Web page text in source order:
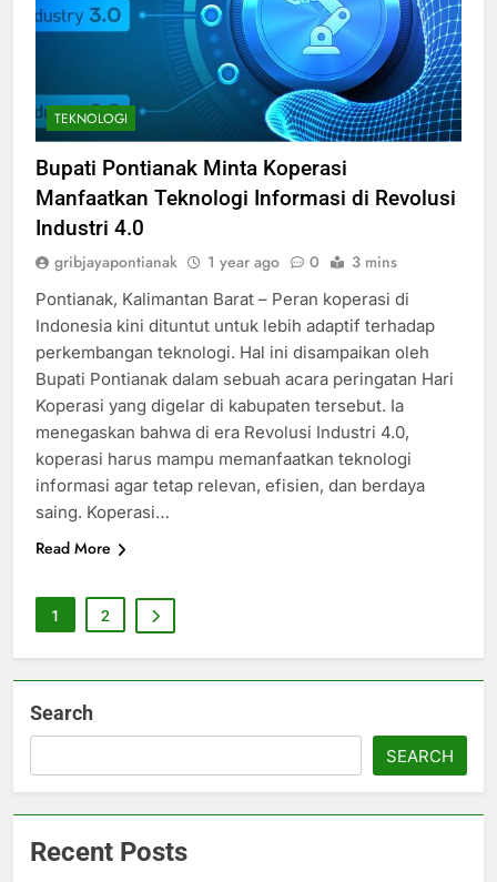
TEKNOLOGI
Bupati Pontianak Minta Koperasi
Manfaatkan Teknologi Informasi di Revolusi
Industri 4.0
gribjayapontianak 1 year ago 0 3 mins
Pontianak, Kalimantan Barat – Peran koperasi di
Indonesia kini dituntut untuk lebih adaptif terhadap
perkembangan teknologi. Hal ini disampaikan oleh
Bupati Pontianak dalam sebuah acara peringatan Hari
Koperasi yang digelar di kabupaten tersebut. Ia
menegaskan bahwa di era Revolusi Industri 4.0,
koperasi harus mampu memanfaatkan teknologi
informasi agar tetap relevan, efisien, dan berdaya
saing. Koperasi…
Read More
1 2
Search
SEARCH
Recent Posts